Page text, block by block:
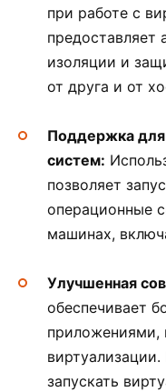
при работе с
предоставляет
изоляции и
от друга и от
Поддержка
систем:
позволяет
операционные
машинах,
Улучшенная
обеспечивает
приложениями,
запускать